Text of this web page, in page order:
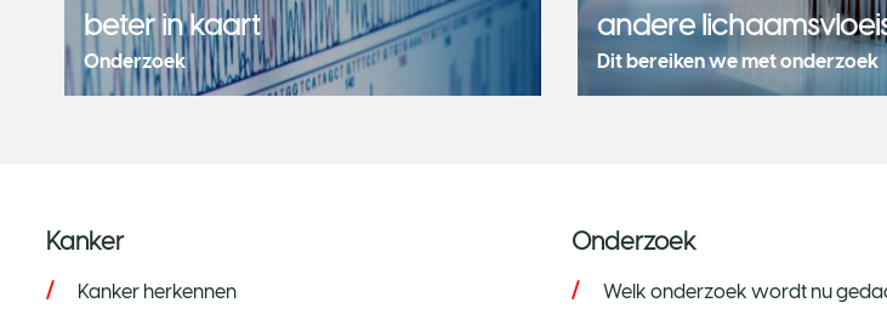
beter in kaart
Onderzoek
andere
Dit bereiken we met onderzoek
Kanker
Kanker herkennen
Onderzoek
Welk onderzoek wordt nu